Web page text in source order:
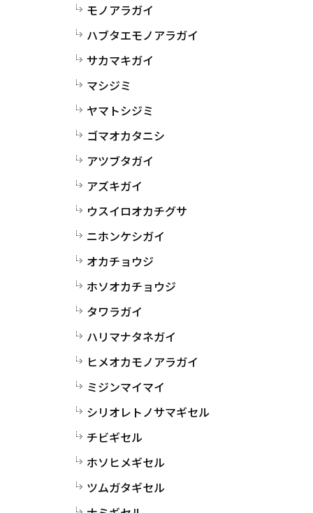
モノアラガイ
ハブタエモノアラガイ
サカマキガイ
マシジミ
ヤマトシジミ
ゴマオカタニシ
アツブタガイ
アズキガイ
ウスイロオカチグサ
ニホンケシガイ
オカチョウジ
ホソオカチョウジ
タワラガイ
ハリマナタネガイ
ヒメオカモノアラガイ
ミジンマイマイ
シリオレトノサマギセル
チビギセル
ホソヒメギセル
ツムガタギセル